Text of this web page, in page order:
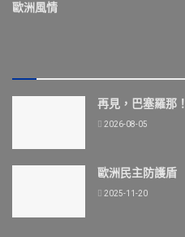
歐洲風情
再見，巴塞羅那！
2026-08-05
歐洲民主防護盾
2025-11-20